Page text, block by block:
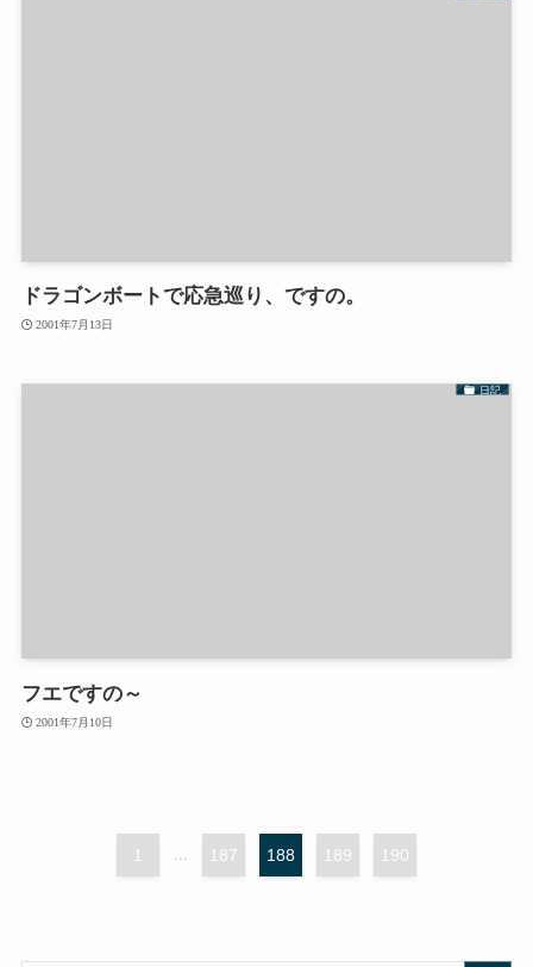
ドラゴンボートで応急巡り、ですの。
2001年7月13日
日記
フエですの～
2001年7月10日
1 ... 187 188 189 190